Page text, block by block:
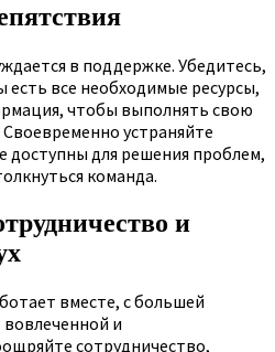
в поддержке. Убедитесь,
есть все необходимые ресурсы,
чтобы выполнять свою
устраняйте
доступны для решения проблем,
команда.
и
вместе, с большей
и
сотрудничество,